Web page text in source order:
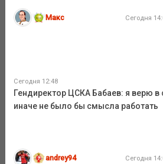
Макс Сегодня
Сегодня 12:48
Гендиректор ЦСКА Бабаев: я верю в
иначе не было бы смысла работать
andrey94 Сегодня